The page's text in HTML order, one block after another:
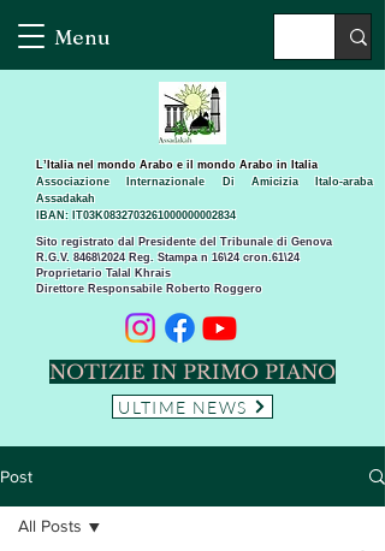
Menu
Sito registrato dal Presidente del Tribunale di Genova
R.G.V. 8468\2024 Reg. Stampa n 16\24 cron.61\24 ​
Proprietario Talal Khrais
Direttore Responsabile Roberto Roggero
L’Italia nel mondo Arabo e il mondo Arabo in Italia
Associazione Internazionale Di Amicizia Italo-araba
Assadakah
IBAN: IT03K0832703261000000002834
NOTIZIE IN PRIMO PIANO
ULTIME NEWS
Post
All Posts